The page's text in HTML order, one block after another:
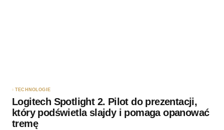
TECHNOLOGIE
Logitech Spotlight 2. Pilot do prezentacji,
który podświetla slajdy i pomaga opanować
tremę